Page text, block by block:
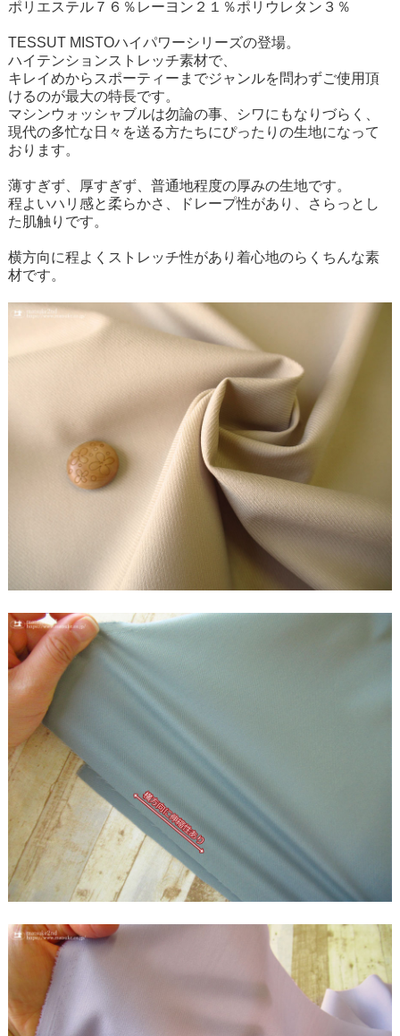
ポリエステル７６％レーヨン２１％ポリウレタン３％
TESSUT MISTOハイパワーシリーズの登場。
ハイテンションストレッチ素材で、
キレイめからスポーティーまでジャンルを問わずご使用頂
けるのが最大の特長です。
マシンウォッシャブルは勿論の事、シワにもなりづらく、
現代の多忙な日々を送る方たちにぴったりの生地になって
おります。
薄すぎず、厚すぎず、普通地程度の厚みの生地です。
程よいハリ感と柔らかさ、ドレープ性があり、さらっとし
た肌触りです。
横方向に程よくストレッチ性があり着心地のらくちんな素
材です。